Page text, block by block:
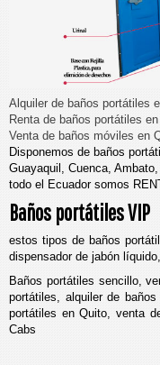
Alquiler de baños portátiles
Renta de baños portátiles
Venta de baños móviles en
Disponemos de baños
Guayaquil, Cuenca,
todo el Ecuador somos
Baños portátiles VIP
estos tipos de baños
dispensador de jabón
Baños portátiles sencillo,
portátiles, alquiler de
portátiles en Quito, venta
Cabs